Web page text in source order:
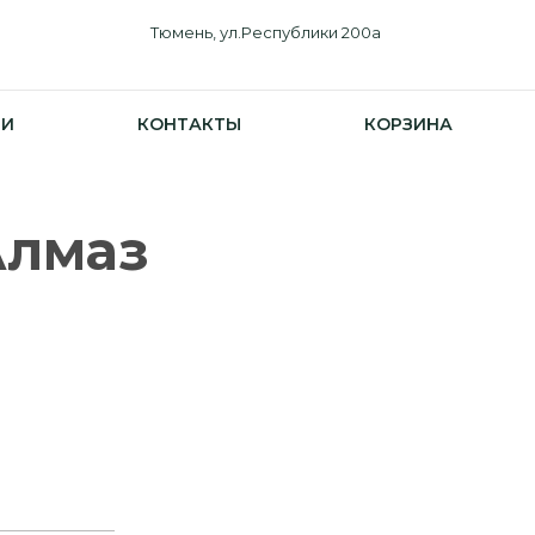
Тюмень, ул.Республики 200а
КОНТАКТЫ КОРЗИНА